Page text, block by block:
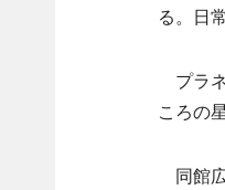
る。日
プラ
ころの
同館